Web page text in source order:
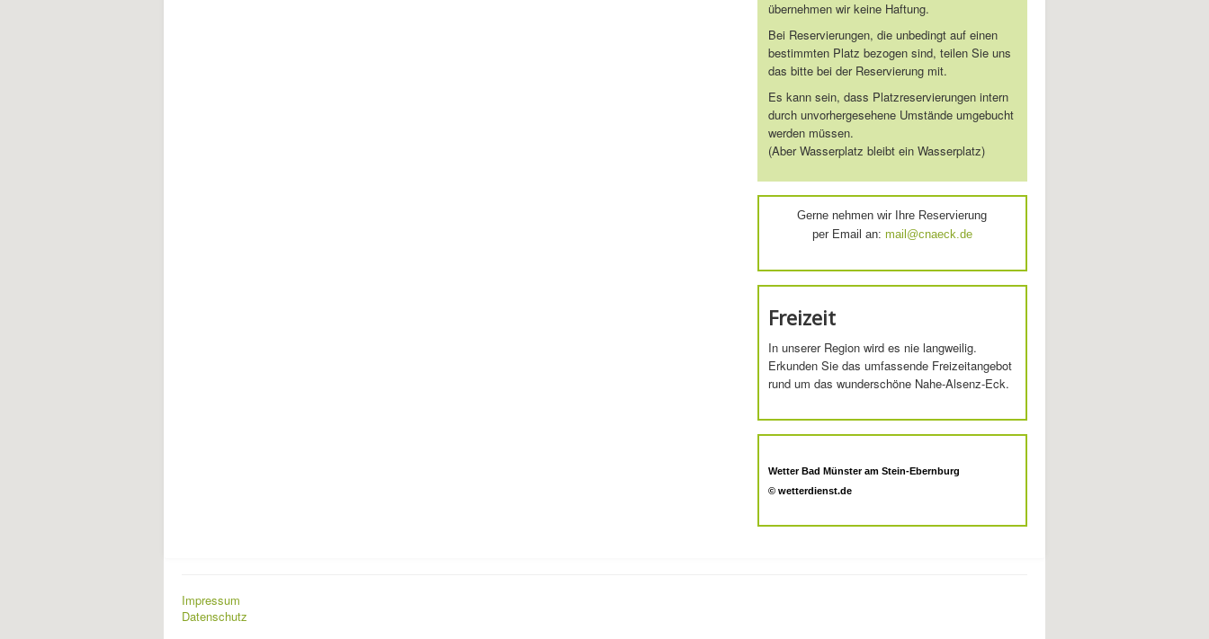
übernehmen wir keine Haftung.
Bei Reservierungen, die unbedingt auf einen
bestimmten Platz bezogen sind, teilen Sie uns
das bitte bei der Reservierung mit.
Es kann sein, dass Platzreservierungen intern
durch unvorhergesehene Umstände umgebucht
werden müssen.
(Aber Wasserplatz bleibt ein Wasserplatz)
Gerne nehmen wir Ihre Reservierung
per Email an: mail@cnaeck.de
Freizeit
In unserer Region wird es nie langweilig.
Erkunden Sie das umfassende Freizeitangebot
rund um das wunderschöne Nahe-Alsenz-Eck.
Wetter Bad Münster am Stein-Ebernburg
© wetterdienst.de
Impressum
Datenschutz